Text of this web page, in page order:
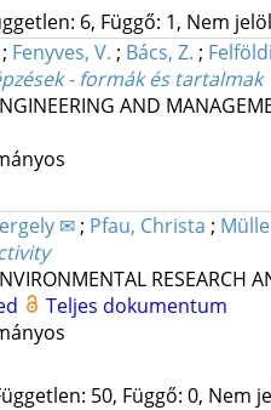
6, Függő: 1, Nem
; Fenyves, V. ; Bács, Z. ;
- formák és tartalmak
AND
✉ ; Pfau, Christa ;
RESEARCH
Teljes dokumentum
50, Függő: 0, Nem